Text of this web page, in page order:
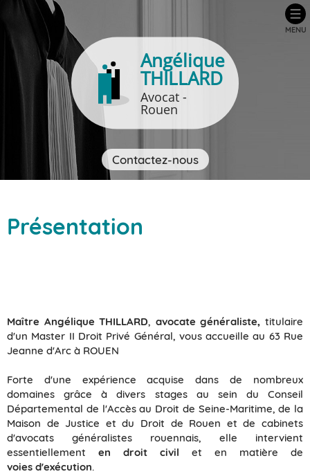
Angélique
THILLARD
Avocat -
Rouen
Contactez-nous
MENU
Présentation
Maître Angélique THILLARD, avocate généraliste, titulaire
d'un Master II Droit Privé Général, vous accueille au 63 Rue
Jeanne d'Arc à ROUEN
Forte d'une expérience acquise dans de nombreux
domaines grâce à divers stages au sein du Conseil
Départemental de l'Accès au Droit de Seine-Maritime, de la
Maison de Justice et du Droit de Rouen et de cabinets
d'avocats généralistes rouennais, elle intervient
essentiellement en droit civil et en
matière de
voies d'exécution.